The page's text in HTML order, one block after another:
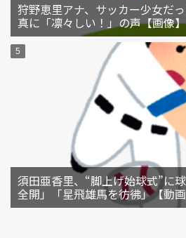
狩野恵里アナ、サッカー少女だ
真に「凛々しい！」の声【画像】
須田亜香里、“脚上げ始球式”に
全開」「星飛雄馬を彷彿」【動画